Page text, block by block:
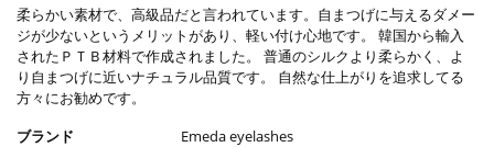
柔らかい素材で、高級品だと言われています。自まつげに与えるダメー
ジが少ないというメリットがあり、軽い付け心地です。 韓国から輸入
されたＰＴＢ材料で作成されました。 普通のシルクより柔らかく、よ
り自まつげに近いナチュラル品質です。 自然な仕上がりを追求してる
方々にお勧めです。
ブランド
Emeda eyelashes